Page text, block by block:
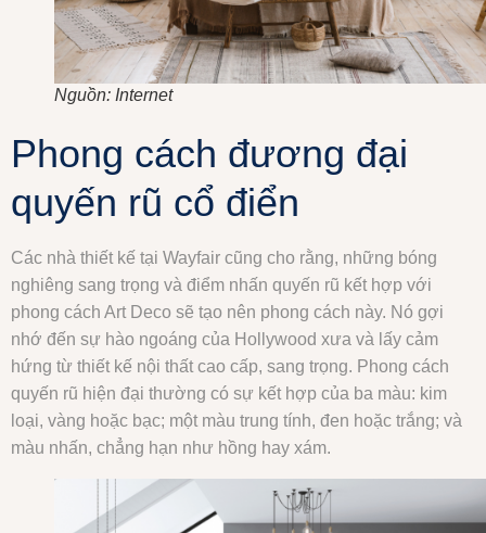
Nguồn: Internet
Phong cách đương đại
quyến rũ cổ điển
Các nhà thiết kế tại Wayfair cũng cho rằng, những bóng
nghiêng sang trọng và điểm nhấn quyến rũ kết hợp với
phong cách Art Deco sẽ tạo nên phong cách này. Nó gợi
nhớ đến sự hào ngoáng của Hollywood xưa và lấy cảm
hứng từ thiết kế nội thất cao cấp, sang trọng. Phong cách
quyến rũ hiện đại thường có sự kết hợp của ba màu: kim
loại, vàng hoặc bạc; một màu trung tính, đen hoặc trắng; và
màu nhấn, chẳng hạn như hồng hay xám.